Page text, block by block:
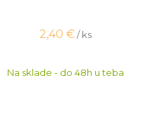
2,40 €/ ks
Na sklade - do 48h u teba